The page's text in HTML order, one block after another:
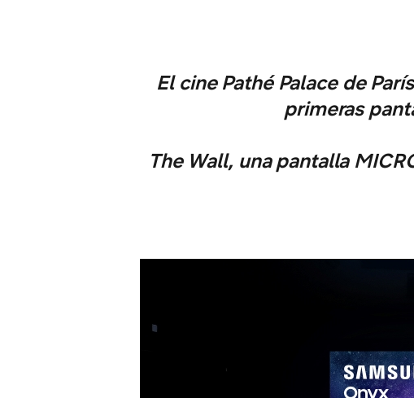
El cine Pathé Palace de
primeras
The Wall, una pantalla